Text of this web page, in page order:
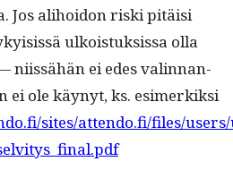
Jos ali­hoidon ris­ki pitäisi
ulkois­tuk­sis­sa olla
niis­sähän ei edes valin­nan­
ei ole käynyt, ks. esimerkik­si
sites/attendo.fi/files/